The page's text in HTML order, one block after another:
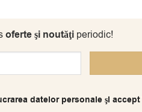
oferte şi noutăţiperiodic!
datelor personale şi accept